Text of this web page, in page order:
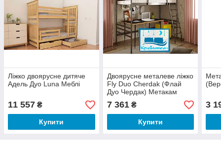
Ліжко двоярусне дитяче
Адель Дуо Luna Меблі
11 557 ₴
Купити
Двоярусне металеве ліжко
Fly Duo Cherdak (Флай
Дуо Чердак) Метакам
7 361₴
Купити
3